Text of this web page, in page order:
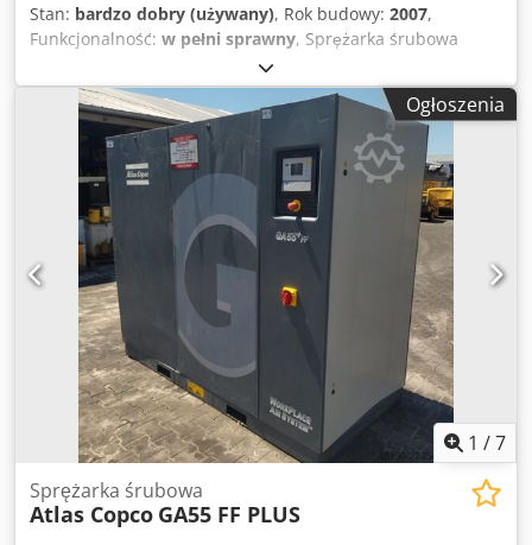
Stan: bardzo dobry (używany), Rok budowy: 2007,
Funkcjonalność: w pełni sprawny, Sprężarka śrubowa
ATLAS COPCO GA22VSDFF maszyna z falownikiem i
osuszaczem powietrza po serwisie Dane techniczne:
wydajność: 3840 m3/min; silnik o mocy 22 KW,; ciśnienie
max 12,80 bar; rok;2007 przebieg; 11469 19800 netto 24354
brutto Cedpjzmt Huofx Aczsha Sprężarka w pełni
sprawna,gotowa do pracy,gwarancja zapewniamy serwis.
Poniżej link do wideo.
Ogłoszenia
1 /7
Sprężarka śrubowa
Atlas Copco GA55 FF PLUS